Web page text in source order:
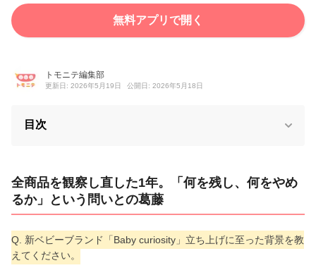
無料アプリで開く
トモニテ編集部
更新日: 2026年5月19日 公開日: 2026年5月18日
目次
全商品を観察し直した1年。「何を残し、何をやめ
るか」という問いとの葛藤
Q. 新ベビーブランド「Baby curiosity」立ち上げに至った背景を教
えてください。